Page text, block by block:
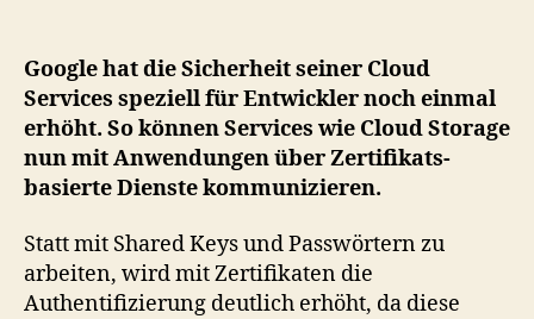
für
seine
Cloud
Developer
Services
Google hat die Sicherheit seiner Cloud
Services speziell für Entwickler noch einmal
erhöht. So können Services wie Cloud Storage
nun mit Anwendungen über Zertifikats-
basierte Dienste kommunizieren.
Statt mit Shared Keys und Passwörtern zu
arbeiten, wird mit Zertifikaten die
Authentifizierung deutlich erhöht, da diese